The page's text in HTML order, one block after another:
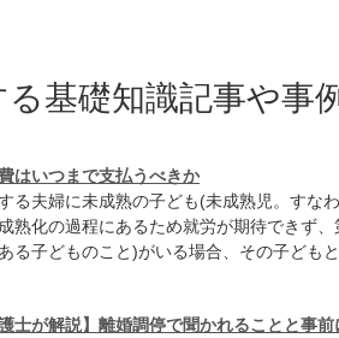
基礎知識記事や事
はいつまで支払うべきか
る夫婦に未成熟の子ども(未成熟児。すな
熟化の過程にあるため就労が期待できず
る子どものこと)がいる場合、その子どもと
護士が解説】離婚調停で聞かれることと事